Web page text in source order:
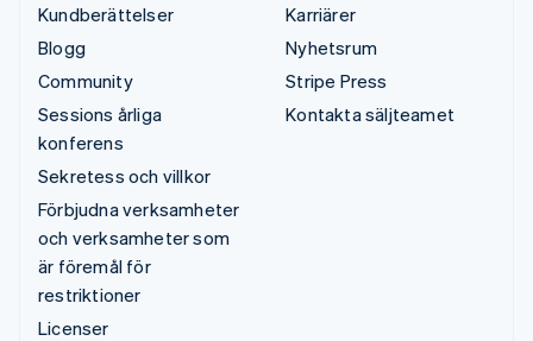
Kundberättelser
Blogg
Community
Sessions årliga
konferens
Sekretess och villkor
Förbjudna verksamheter
och verksamheter som
är föremål för
restriktioner
Licenser
Karriärer
Nyhetsrum
Stripe Press
Kontakta säljteamet